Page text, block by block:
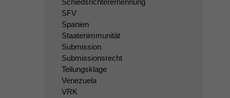
Schiedsrichterernennung
SFV
Spanien
Staatenimmunität
Submission
Submissionsrecht
Teilungsklage
Venezuela
VRK